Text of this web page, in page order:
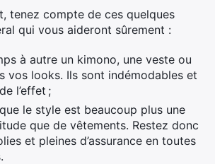
tenez compte de ces quelques
qui vous aideront sûrement :
à autre un kimono, une veste ou
vos looks. Ils sont indémodables et
l’effet ;
le style est beaucoup plus une
que de vêtements. Restez donc
et pleines d’assurance en toutes